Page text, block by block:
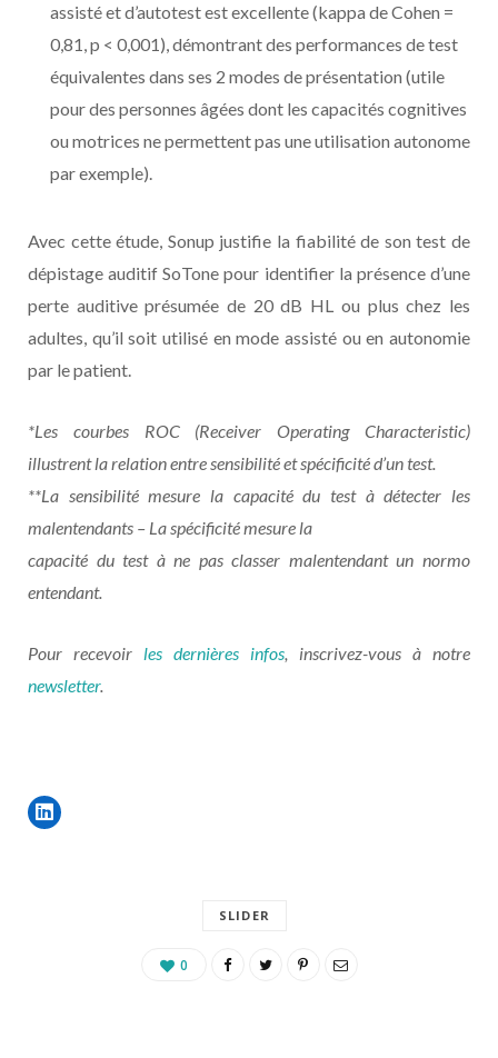
assisté et d’autotest est excellente (kappa de Cohen =
0,81, p < 0,001), démontrant des performances de test
équivalentes dans ses 2 modes de présentation (utile
pour des personnes âgées dont les capacités cognitives
ou motrices ne permettent pas une utilisation autonome
par exemple).
Avec cette étude, Sonup justifie la fiabilité de son test de
dépistage auditif SoTone pour identifier la présence d’une
perte auditive présumée de 20 dB HL ou plus chez les
adultes, qu’il soit utilisé en mode assisté ou en autonomie
par le patient.
*Les courbes ROC (Receiver Operating Characteristic)
illustrent la relation entre sensibilité et spécificité d’un test.
**La sensibilité mesure la capacité du test à détecter les
malentendants – La spécificité mesure la
capacité du test à ne pas classer malentendant un normo
entendant.
Pour recevoir les dernières infos, inscrivez-vous à notre
newsletter.
SLIDER
0